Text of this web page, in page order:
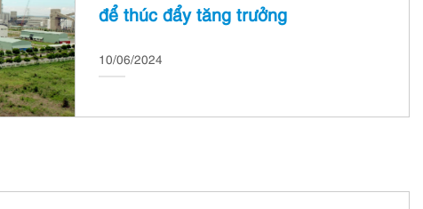
để thúc đẩy tăng trưởng
10/06/2024